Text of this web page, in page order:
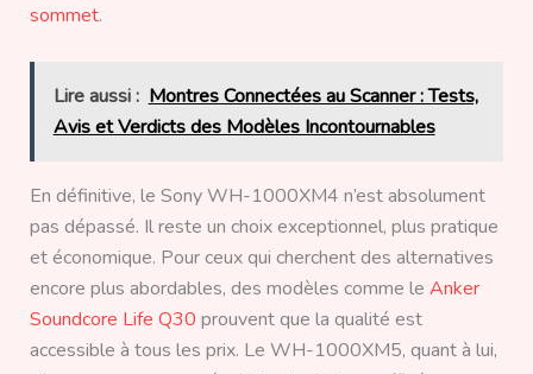
sommet.
Lire aussi : Montres Connectées au Scanner : Tests,
Avis et Verdicts des Modèles Incontournables
En définitive, le Sony WH-1000XM4 n’est absolument
pas dépassé. Il reste un choix exceptionnel, plus pratique
et économique. Pour ceux qui cherchent des alternatives
encore plus abordables, des modèles comme le Anker
Soundcore Life Q30 prouvent que la qualité est
accessible à tous les prix. Le WH-1000XM5, quant à lui,